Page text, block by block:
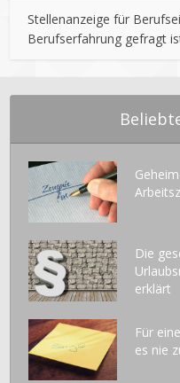
Stellenanzeige für
Berufserfahrung gefragt
Die
erklärt
Für
es nie